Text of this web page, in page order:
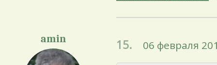
amin 15. 06 февраля